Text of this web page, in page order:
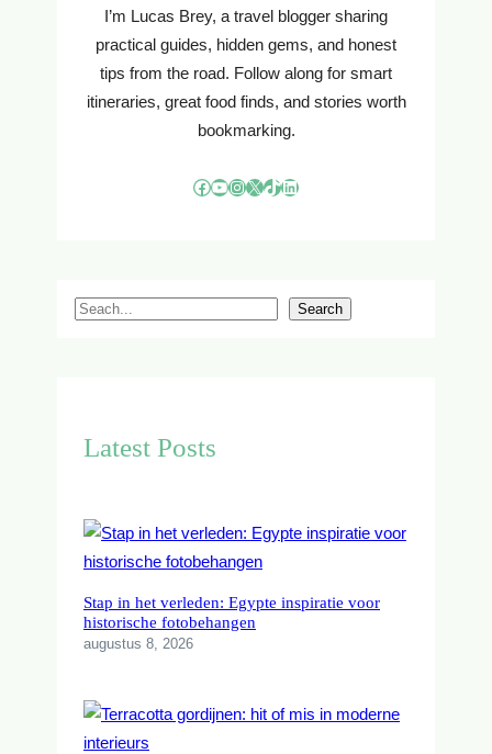
I’m Lucas Brey, a travel blogger sharing
practical guides, hidden gems, and honest
tips from the road. Follow along for smart
itineraries, great food finds, and stories worth
bookmarking.
Facebook YouTube InstagramX TikTok LinkedIn
S
Search
Latest Posts
Stap in het verleden: Egypte inspiratie voor
historische fotobehangen
augustus 8, 2026